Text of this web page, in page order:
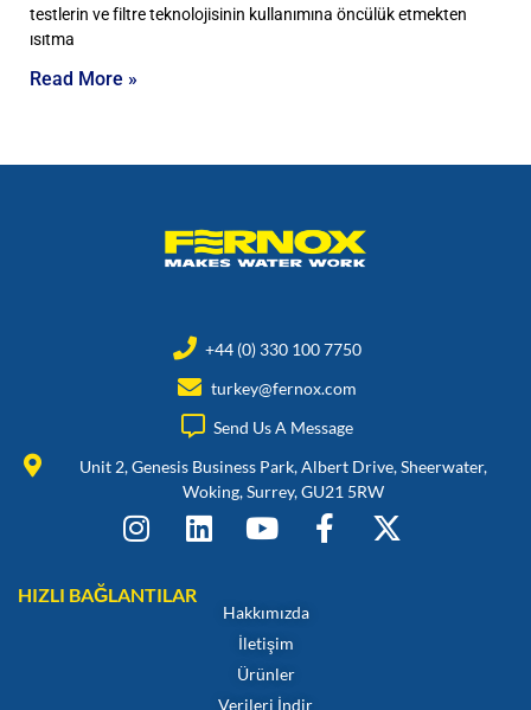
testlerin ve filtre teknolojisinin kullanımına öncülük etmekten
ısıtma
Read More »
+44 (0) 330 100 7750
turkey@fernox.com
Send Us A Message
Unit 2, Genesis Business Park, Albert Drive, Sheerwater,
Woking, Surrey, GU21 5RW
HIZLI BAĞLANTILAR
Hakkımızda
İletişim
Ürünler
Verileri İndir